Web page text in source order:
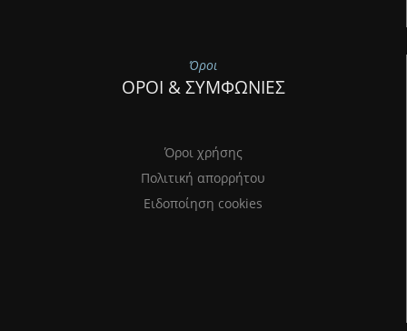
Όροι
ΟΡΟΙ & ΣΥΜΦΩΝΙΕΣ
Όροι χρήσης
Πολιτική απορρήτου
Ειδοποίηση cookies